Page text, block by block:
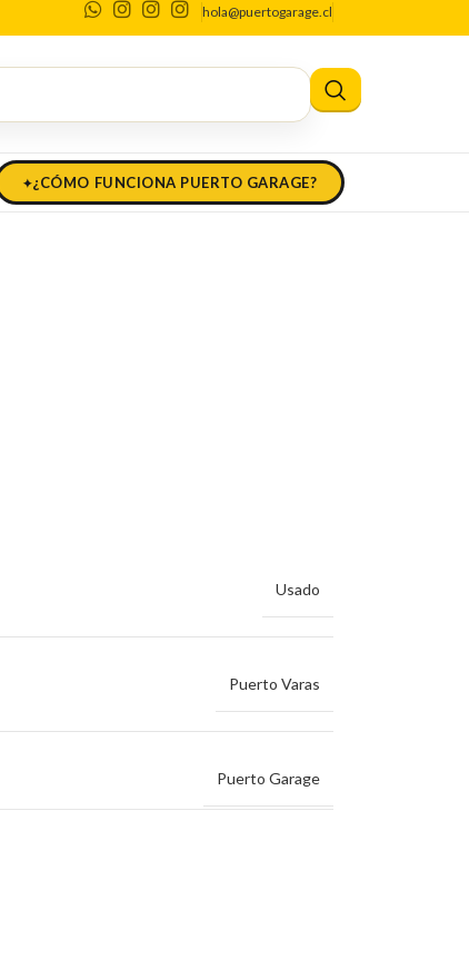
hola@puertogarage.cl
¿CÓMO FUNCIONA PUERTO GARAGE?
Usado
Puerto Varas
Puerto Garage